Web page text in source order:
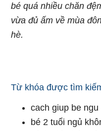
bé quá nhiều chăn
vừa đủ ấm về mùa
hè.
Từ khóa được tìm
cach giup be ngu
bé 2 tuổi ngủ